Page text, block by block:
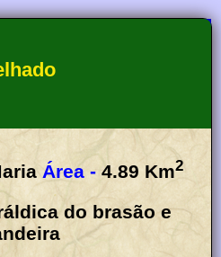
Área - 4.89 Km2
do brasão e